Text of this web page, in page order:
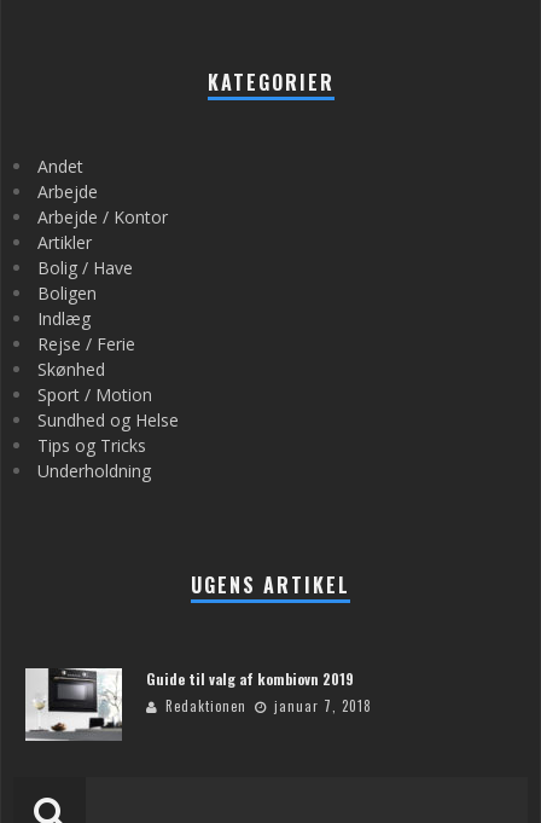
KATEGORIER
Andet
Arbejde
Arbejde / Kontor
Artikler
Bolig / Have
Boligen
Indlæg
Rejse / Ferie
Skønhed
Sport / Motion
Sundhed og Helse
Tips og Tricks
Underholdning
UGENS ARTIKEL
Guide til valg af kombiovn 2019
Redaktionen januar 7, 2018